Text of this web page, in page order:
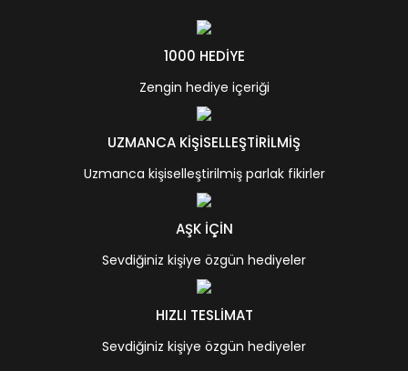
1000 HEDİYE
Zengin hediye içeriği
UZMANCA KİŞİSELLEŞTİRİLMİŞ
Uzmanca kişiselleştirilmiş parlak fikirler
AŞK İÇİN
Sevdiğiniz kişiye özgün hediyeler
HIZLI TESLİMAT
Sevdiğiniz kişiye özgün hediyeler